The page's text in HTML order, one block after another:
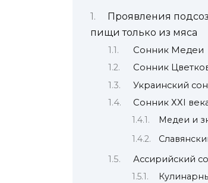
Проявления
пищи только из мяса
Сонник Медеи
Сонник
Украинский
Сонник ХХI
Медеи и
Ассирийский